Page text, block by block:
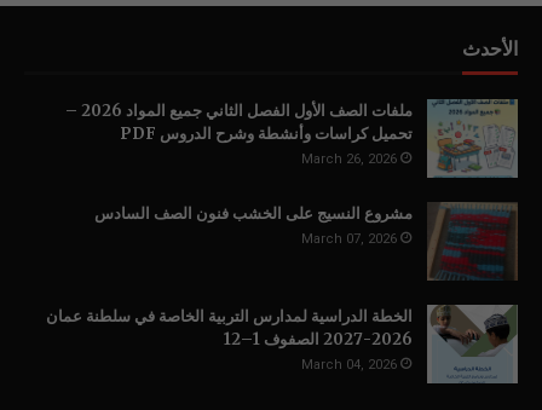
الأحدث
ملفات الصف الأول الفصل الثاني جميع المواد 2026 –
تحميل كراسات وأنشطة وشرح الدروس PDF
March 26, 2026
مشروع النسيج على الخشب فنون الصف السادس
March 07, 2026
الخطة الدراسية لمدارس التربية الخاصة في سلطنة عمان
2026-2027 الصفوف 1–12
March 04, 2026